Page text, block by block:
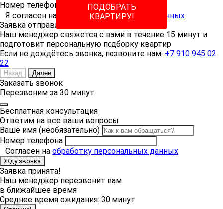
ПОДОБРАТЬ
КВАРТИРУ!
Номер телефона
Я согласен на
обработку персональных данных
Заявка отправлена!
Наш менеджер свяжется с вами в течение 15 минут и
подготовит персональную подборку квартир
Если не дождётесь звонка, позвоните нам: +7 910 945 02
22
Назад Далее
Заказать звонок
Перезвоним за 30 минут
Бесплатная консультация
Ответим на все ваши вопросы
Ваше имя (необязательно)
Номер телефона
Согласен на обработку персональных данных
Жду звонка
Заявка принята!
Наш менеджер перезвонит вам
в ближайшее время
Среднее время ожидания: 30 минут